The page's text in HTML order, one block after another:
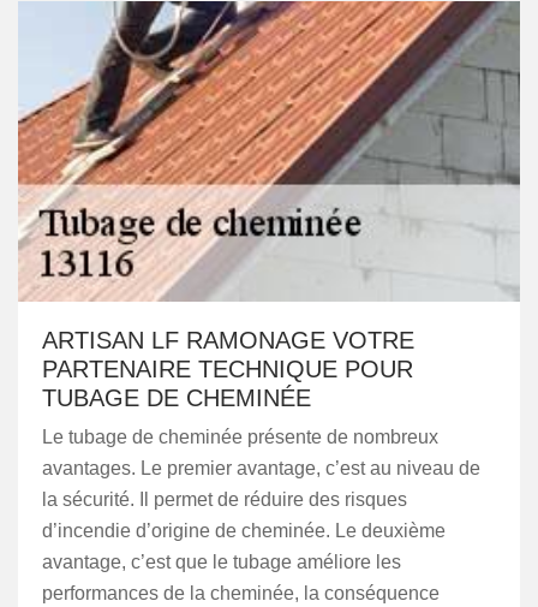
ARTISAN LF RAMONAGE VOTRE
PARTENAIRE TECHNIQUE POUR
TUBAGE DE CHEMINÉE
Le tubage de cheminée présente de nombreux
avantages. Le premier avantage, c’est au niveau de
la sécurité. Il permet de réduire des risques
d’incendie d’origine de cheminée. Le deuxième
avantage, c’est que le tubage améliore les
performances de la cheminée, la conséquence